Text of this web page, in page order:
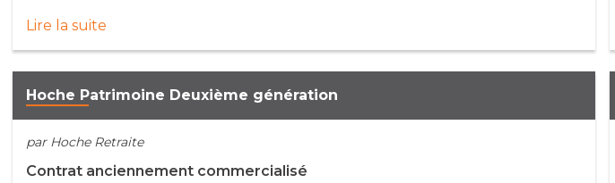
Lire la suite
Hoche Patrimoine Deuxième génération
par Hoche Retraite
Contrat anciennement commercialisé